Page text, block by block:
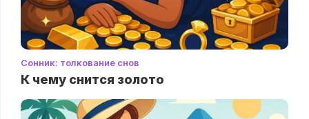
Сонник: толкование снов
К чему снится золото